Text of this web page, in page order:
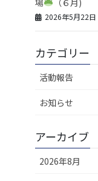
2026年5月22日
カテゴリー
活動報告
お知らせ
アーカイブ
2026年8月